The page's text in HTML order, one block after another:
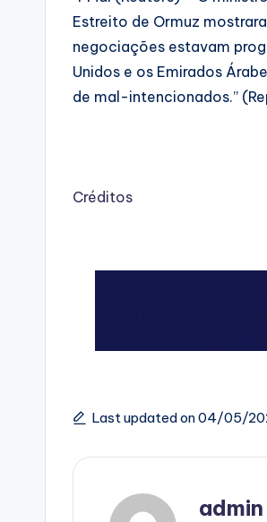
Estreito de ‌Ormuz
‌negociações estavam
Unidos ‌e ⁠os Emirados
de mal-intencionados.”
Créditos
Last updated on 04/05/
admin